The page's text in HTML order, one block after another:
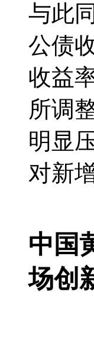
与此
公债
收益
所调
明显
对新
中国
场创